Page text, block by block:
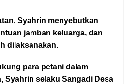
Syahrin menyebutkan
jamban keluarga, dan
dilaksanakan.
para petani dalam
Syahrin selaku Sangadi Desa